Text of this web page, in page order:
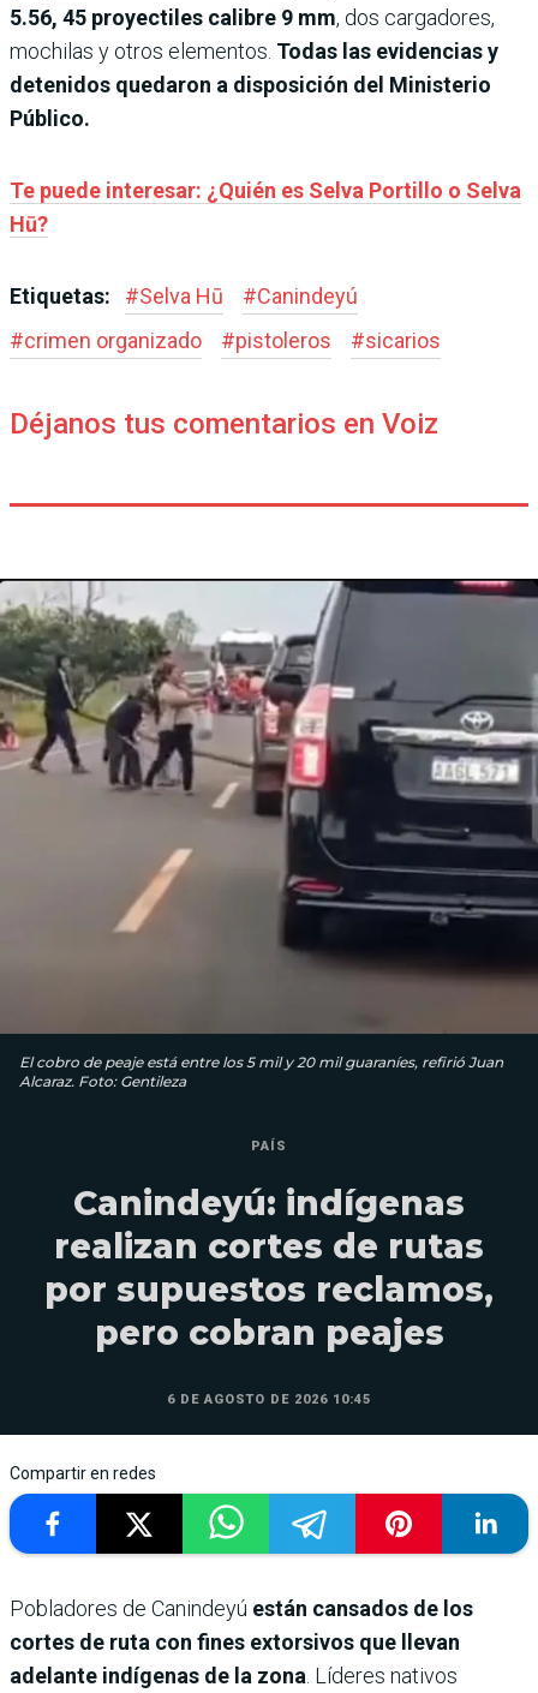
5.56, 45 proyectiles calibre 9 mm, dos cargadores,
mochilas y otros elementos. Todas las evidencias y
detenidos quedaron a disposición del Ministerio
Público.
Te puede interesar: ¿Quién es Selva Portillo o Selva
Hū?
Etiquetas: #Selva Hū #Canindeyú
#crimen organizado #pistoleros #sicarios
Déjanos tus comentarios en Voiz
El cobro de peaje está entre los 5 mil y 20 mil guaraníes, refirió Juan
Alcaraz. Foto: Gentileza
PAÍS
Canindeyú: indígenas
realizan cortes de rutas
por supuestos reclamos,
pero cobran peajes
6 DE AGOSTO DE 2026 10:45
Compartir en redes
Pobladores de Canindeyú están cansados de los
cortes de ruta con fines extorsivos que llevan
adelante indígenas de la zona . Líderes nativos